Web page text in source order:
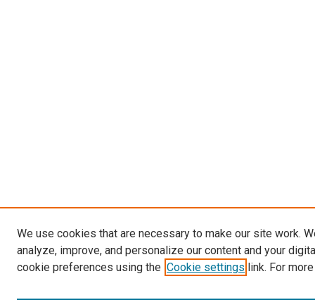
We use cookies that are necessary to make our site work.
analyze, improve, and personalize our content and your
cookie preferences using the Cookie settings link. For